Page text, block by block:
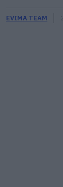
EVIMA TEAM